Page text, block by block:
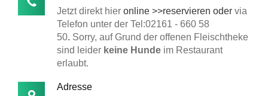
Jetzt direkt hier online >>reservieren oder via
Telefon unter der Tel:02161 - 660 58
50. Sorry, auf Grund der offenen Fleischtheke
sind leider keine Hunde im Restaurant
erlaubt.
Adresse